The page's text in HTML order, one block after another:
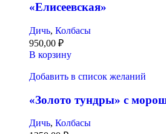
«Елисеевская»
Дичь, Колбасы
950,00 ₽
В корзину
Добавить в список желаний
«Золото тундры» с
Дичь, Колбасы